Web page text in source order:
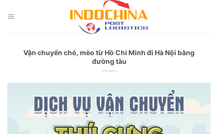
content
Vận chuyển chó, mèo từ Hồ Chí Minh đi Hà Nội bằng
đường tàu